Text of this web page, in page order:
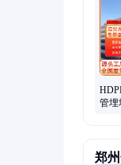
管埋
郑